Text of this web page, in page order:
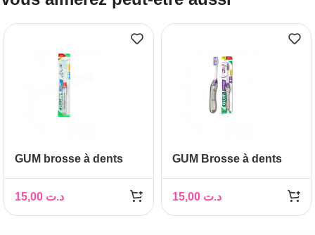
GUM brosse à dents
د.ت
GUM Brosse à dents
د.ت